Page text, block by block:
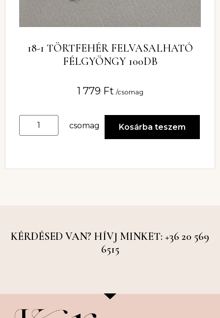
18-1 TÖRTFEHÉR FELVASALHATÓ
FÉLGYÖNGY 100DB
1 779 Ft /csomag
csomag Kosárba teszem
KÉRDÉSED VAN? HÍVJ MINKET: +36 20 569
6515